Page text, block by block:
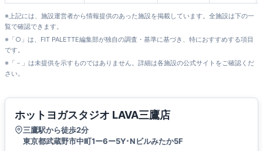
※上記には、施設運営者から情報提供のあった施設を掲載しています。全施設は下の一
覧で確認できます。
※「○」は、FIT PALETTE編集部が独自の調査・基準に基づき、特におすすめする項目
です。
※「－」は未提供を示すものではありません。詳細は各施設の公式サイトをご確認くだ
さい。
ホットヨガスタジオ LAVA三鷹店
三鷹駅から徒歩2分
東京都武蔵野市中町1ー6ー5Y･Nビルみたか5F